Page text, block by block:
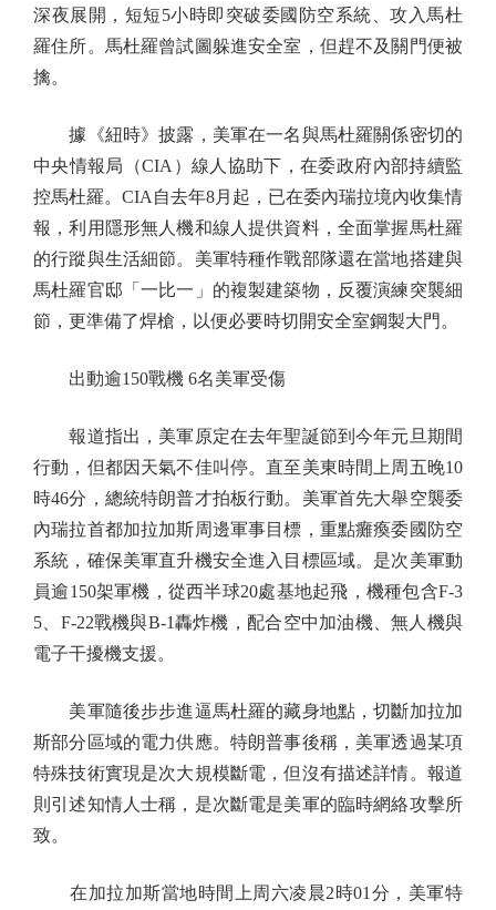
深夜展開，短短5小時即突破委國防空系統、攻入馬杜
羅住所。馬杜羅曾試圖躲進安全室，但趕不及關門便被
擒。
據《紐時》披露，美軍在一名與馬杜羅關係密切的
中央情報局（CIA）線人協助下，在委政府內部持續監
控馬杜羅。CIA自去年8月起，已在委內瑞拉境內收集情
報，利用隱形無人機和線人提供資料，全面掌握馬杜羅
的行蹤與生活細節。美軍特種作戰部隊還在當地搭建與
馬杜羅官邸「一比一」的複製建築物，反覆演練突襲細
節，更準備了焊槍，以便必要時切開安全室鋼製大門。
出動逾150戰機 6名美軍受傷
報道指出，美軍原定在去年聖誕節到今年元旦期間
行動，但都因天氣不佳叫停。直至美東時間上周五晚10
時46分，總統特朗普才拍板行動。美軍首先大舉空襲委
內瑞拉首都加拉加斯周邊軍事目標，重點癱瘓委國防空
系統，確保美軍直升機安全進入目標區域。是次美軍動
員逾150架軍機，從西半球20處基地起飛，機種包含F-3
5、F-22戰機與B-1轟炸機，配合空中加油機、無人機與
電子干擾機支援。
美軍隨後步步進逼馬杜羅的藏身地點，切斷加拉加
斯部分區域的電力供應。特朗普事後稱，美軍透過某項
特殊技術實現是次大規模斷電，但沒有描述詳情。報道
則引述知情人士稱，是次斷電是美軍的臨時網絡攻擊所
致。
在加拉加斯當地時間上周六凌晨2時01分，美軍特